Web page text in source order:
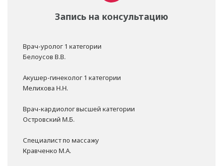
Запись на консультацию
Врач-уролог 1 категории
Белоусов В.В.
Акушер-гинеколог 1 категории
Мелихова Н.Н.
Врач-кардиолог высшей категории
Островский М.Б.
Специалист по массажу
Кравченко М.А.